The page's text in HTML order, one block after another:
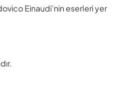
Einaudi’nin eserleri yer